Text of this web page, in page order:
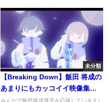
未分類
【Breaking Down】飯田 将成の
あまりにもカッコイイ映像集！
【ブレイキングダウン】
みんなで飯田将成選手を応援していきまし